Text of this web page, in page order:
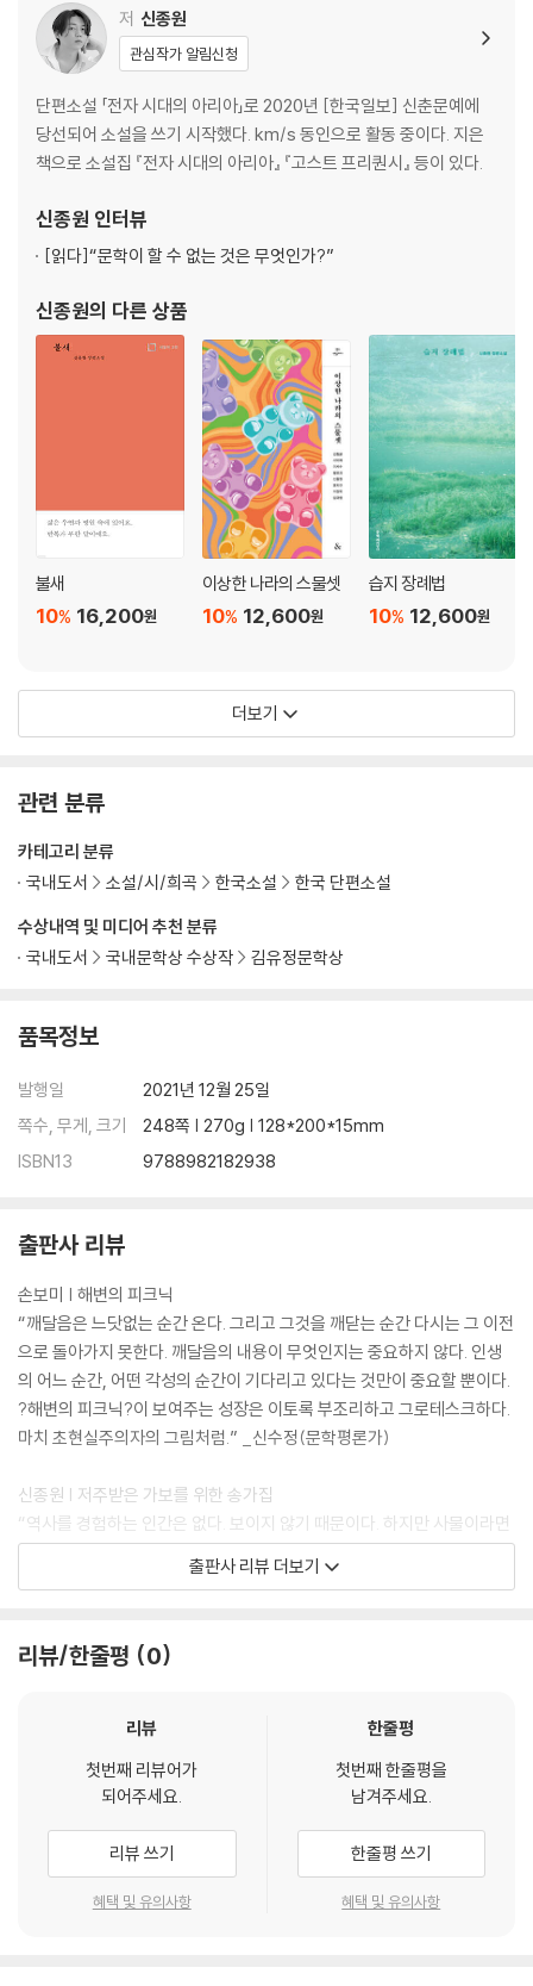
저 신종원
관심작가 알림신청
단편소설 「전자 시대의 아리아」로 2020년 [한국일보] 신춘문예에
당선되어 소설을 쓰기 시작했다. km/s 동인으로 활동 중이다. 지은
책으로 소설집 『전자 시대의 아리아』 『고스트 프리퀀시』 등이 있다.
신종원 인터뷰
[읽다]“문학이 할 수 없는 것은 무엇인가?”
신종원의 다른 상품
불새
16,200원
10%
이상한 나라의 스물셋
12,600원
10%
습지 장례법
12,600원
10%
더보기
관련 분류
수상내역 및 미디어 추천 분류
국내도서
국내문학상 수상작 김유정문학상
카테고리 분류
국내도서
소설/시/희곡 한국소설 한국 단편소설
품목정보
발행일
2021년 12월 25일
쪽수, 무게, 크기
248쪽 | 270g | 128*200*15mm
ISBN13
9788982182938
출판사 리뷰
손보미 | 해변의 피크닉
“깨달음은 느닷없는 순간 온다. 그리고 그것을 깨닫는 순간 다시는 그 이전
으로 돌아가지 못한다. 깨달음의 내용이 무엇인지는 중요하지 않다. 인생
의 어느 순간, 어떤 각성의 순간이 기다리고 있다는 것만이 중요할 뿐이다.
?해변의 피크닉?이 보여주는 성장은 이토록 부조리하고 그로테스크하다.
마치 초현실주의자의 그림처럼.” _신수정(문학평론가)
신종원 | 저주받은 가보를 위한 송가집
“역사를 경험하는 인간은 없다. 보이지 않기 때문이다. 하지만 사물이라면
어떨까? 사물이 겪어온 역사가 오히려 더 구체적이지 않을까? 인간이 2인
칭으로 호명되고 있는 현실에서 어쩌면 사물의 이야기야말로 인간탐구의
“아름다움이 아니라면 우리를 사로잡는 것은 무엇일까. 우다영은 열두 살
자의 이야기를 통해 불가해한 삶 속에 어른거리는 섬뜩한 운명의 징조를
아름다움으로 명명한다. 이 예민한 작가에 따르면, 소설은 이 호명의 다른
이름이다.” _신수정(문학평론가)
위수정 | 풍경과 사랑
출판사 리뷰 더보기
리뷰/한줄평 0
리뷰
첫번째 리뷰어가
되어주세요.
리뷰 쓰기
혜택 및 유의사항
한줄평
첫번째 한줄평을
남겨주세요.
한줄평 쓰기
혜택 및 유의사항